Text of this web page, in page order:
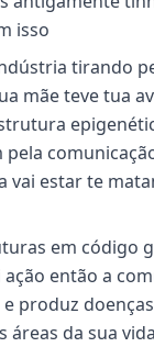
isso
tirando
mãe teve tua
vai estar te
em código
então a
produz
áreas da sua